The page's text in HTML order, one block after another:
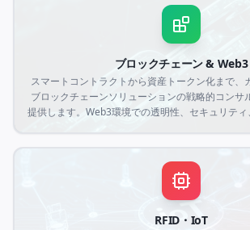
ブロックチェーン & Web3
スマートコントラクトから資産トークン化まで、
ブロックチェーンソリューションの戦略的コンサ
提供します。Web3環境での透明性、セキュリティ
RFID・IoT